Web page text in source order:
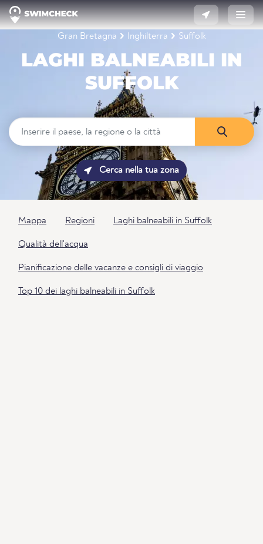
Gran Bretagna Inghilterra Suffolk
LAGHI BALNEABILI IN
SUFFOLK
Cerca nella tua zona
Mappa Regioni Laghi balneabili in Suffolk
Qualità dell'acqua
Pianificazione delle vacanze e consigli di viaggio
Top 10 dei laghi balneabili in Suffolk